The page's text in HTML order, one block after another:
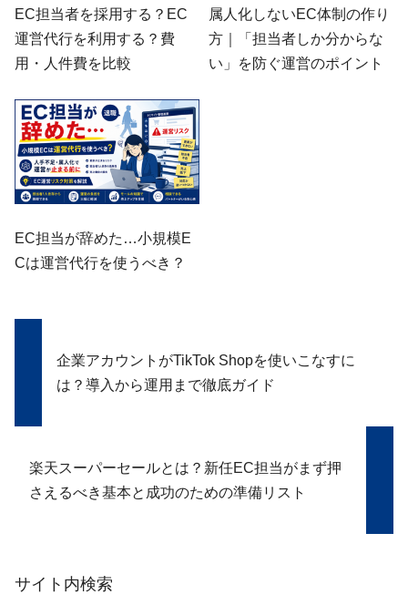
EC担当者を採用する？EC
運営代行を利用する？費
用・人件費を比較
属人化しないEC体制の作り
方｜「担当者しか分からな
い」を防ぐ運営のポイント
EC担当が辞めた…小規模E
Cは運営代行を使うべき？
企業アカウントがTikTok Shopを使いこなすに
は？導入から運用まで徹底ガイド
楽天スーパーセールとは？新任EC担当がまず押
さえるべき基本と成功のための準備リスト
サイト内検索